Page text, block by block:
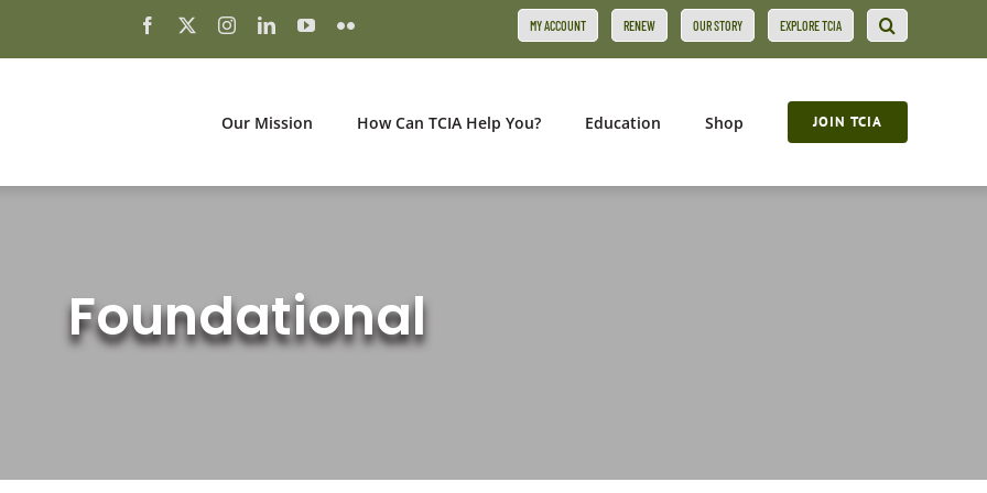
MY ACCOUNT RENEW OUR STORY EXPLORE TCIA
Our Mission How Can TCIA Help You? Education Shop JOIN TCIA
Foundational